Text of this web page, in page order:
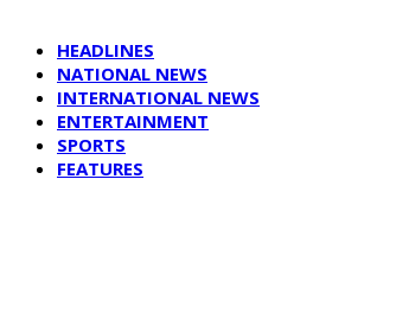
HEADLINES
NATIONAL NEWS
INTERNATIONAL NEWS
ENTERTAINMENT
SPORTS
FEATURES